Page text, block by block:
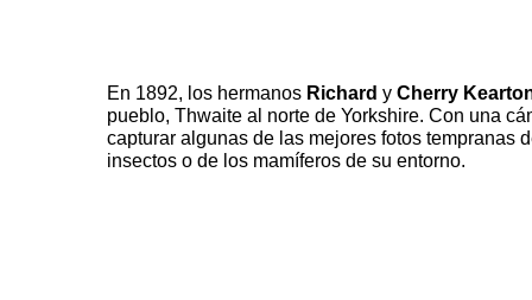
En 1892, los hermanos Richard y Cherry
pueblo, Thwaite al norte de Yorkshire. Con una
capturar algunas de las mejores fotos tempranas
insectos o de los mamíferos de su entorno.